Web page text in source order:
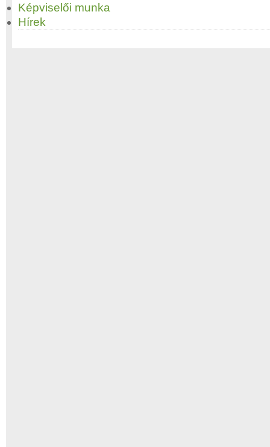
Képviselői munka
Hírek